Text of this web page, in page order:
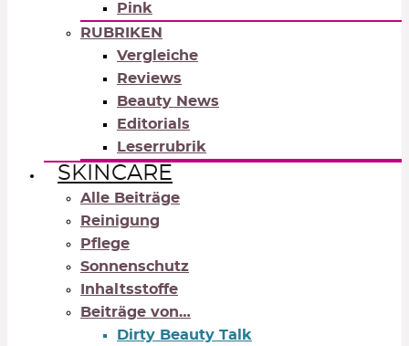
Pink
RUBRIKEN
Vergleiche
Reviews
Beauty News
Editorials
Leserrubrik
SKINCARE
Alle Beiträge
Reinigung
Pflege
Sonnenschutz
Inhaltsstoffe
Beiträge von…
Dirty Beauty Talk